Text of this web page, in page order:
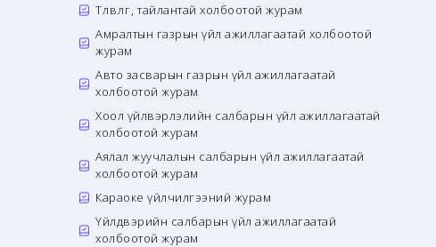
Төлөвлөгөө, тайлантай холбоотой журам
Амралтын газрын үйл ажиллагаатай холбоотой
журам
Авто засварын газрын үйл ажиллагаатай
холбоотой журам
Хоол үйлвэрлэлийн салбарын үйл ажиллагаатай
холбоотой журам
Аялал жуучлалын салбарын үйл ажиллагаатай
холбоотой журам
Караоке үйлчилгээний журам
Үйлдвэрийн салбарын үйл ажиллагаатай
холбоотой журам